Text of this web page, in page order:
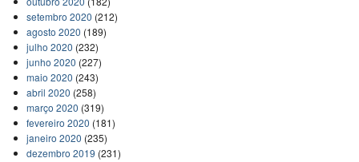
setembro 2020 (212)
agosto 2020 (189)
julho 2020 (232)
junho 2020 (227)
maio 2020 (243)
abril 2020 (258)
março 2020 (319)
fevereiro 2020 (181)
janeiro 2020 (235)
dezembro 2019 (231)